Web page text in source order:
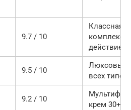
9.7 / 10
Классная
действием
9.5 / 10
Люксовый
всех
9.2 / 10
крем 30+